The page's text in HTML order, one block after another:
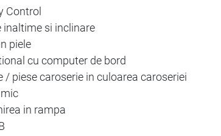
Control
inaltime si inclinare
piele
cu computer de bord
/ piese caroserie in culoarea caroseriei
in rampa